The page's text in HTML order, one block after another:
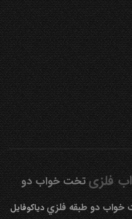
فلزیتخت خواب دو
دو طبقه فلزيدیاکوفایل